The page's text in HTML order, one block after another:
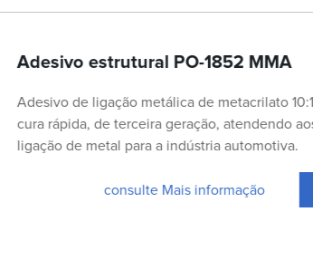
Adesivo estrutural PO-1852 MMA
Adesivo de ligação metálica de metacrilato
cura rápida, de terceira geração, atendendo
ligação de metal para a indústria automotiva.
consulte Mais informação